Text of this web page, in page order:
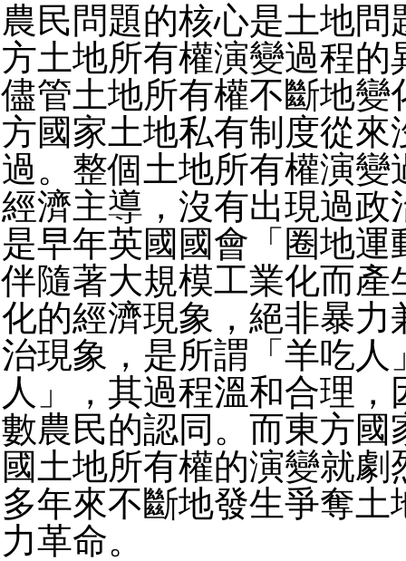
農民問題的核心是土地問
方土地所有權演變過程的
儘管土地所有權不斷地變
方國家土地私有制度從來
過。整個土地所有權演變
經濟主導，沒有出現過政
是早年英國國會「圈地運
伴隨著大規模工業化而產
化的經濟現象，絕非暴力
治現象，是所謂「羊吃人
人」，其過程溫和合理，
數農民的認同。而東方國
國土地所有權的演變就劇
多年來不斷地發生爭奪土
力革命。